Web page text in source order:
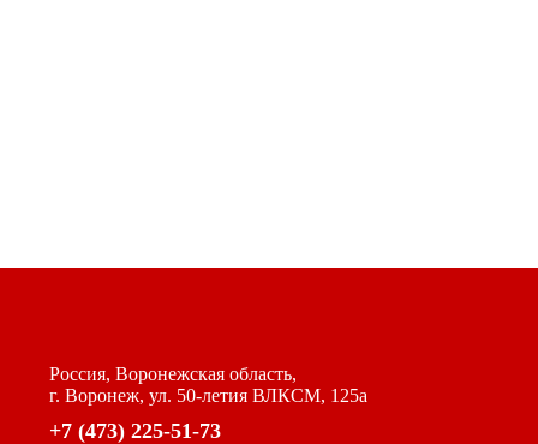
Россия, Воронежская область,
г. Воронеж, ул. 50-летия ВЛКСМ, 125а
+7 (473) 225-51-73